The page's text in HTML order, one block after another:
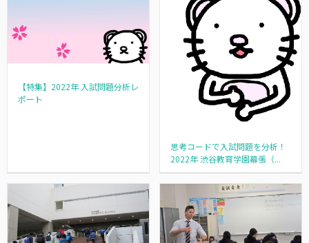
【特集】2022年 入試問題分析レ
ポート
思考コードで入試問題を分析！
2022年 渋谷教育学園幕張（...